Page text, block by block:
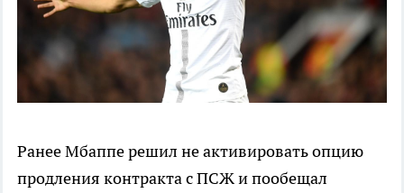
Ранее Мбаппе решил не активировать опцию
продления контракта с ПСЖ и пообещал